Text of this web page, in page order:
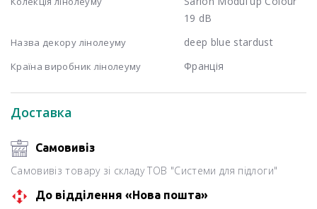
Доставка
Самовивіз
Самовивіз товару зі складу ТОВ "Системи для підлоги"
До відділення «Нова пошта»
19 dB
Назва декору лінолеуму deep blue stardust
Країна виробник лінолеуму Франція